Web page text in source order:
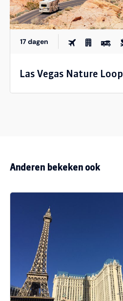
17 dagen
Las Vegas Nature Loop
Anderen bekeken ook